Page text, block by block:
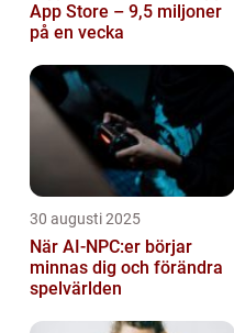
App Store – 9,5 miljoner
på en vecka
30 augusti 2025
När AI-NPC:er börjar
minnas dig och förändra
spelvärlden